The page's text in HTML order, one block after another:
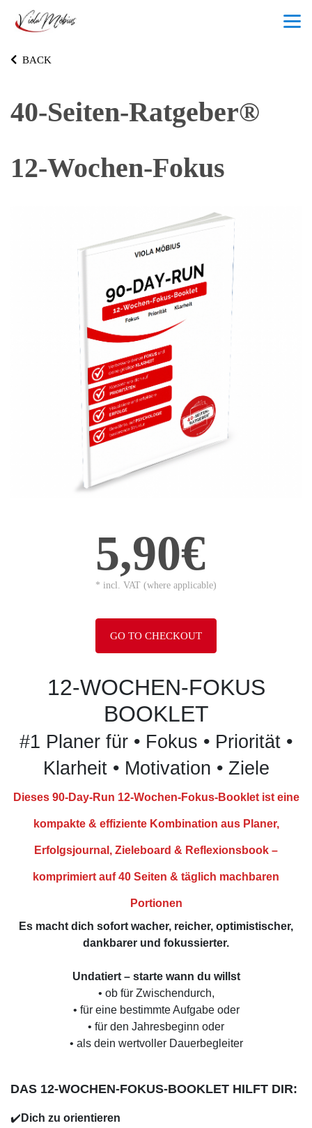
BACK
40-Seiten-Ratgeber®
12-Wochen-Fokus
5,90€
* incl. VAT (where applicable)
GO TO CHECKOUT
12-WOCHEN-FOKUS
BOOKLET
#1 Planer für • Fokus • Priorität •
Klarheit • Motivation • Ziele
Dieses 90-Day-Run 12-Wochen-Fokus-Booklet ist eine
kompakte & effiziente Kombination aus Planer,
Erfolgsjournal, Zieleboard & Reflexionsbook –
komprimiert auf 40 Seiten & täglich machbaren
Portionen
Es macht dich sofort wacher, reicher, optimistischer,
dankbarer und fokussierter.
Undatiert – starte wann du willst
• ob für Zwischendurch,
• für eine bestimmte Aufgabe oder
• für den Jahresbeginn oder
• als dein wertvoller Dauerbegleiter
DAS 12-WOCHEN-FOKUS-BOOKLET HILFT DIR:
✔️ Dich zu orientieren